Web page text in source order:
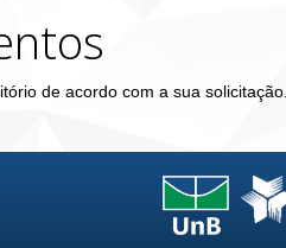
de acordo com a sua solicitação.